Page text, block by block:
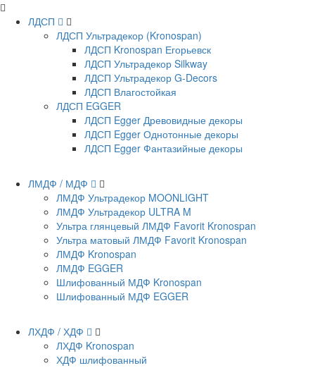
ЛДСП
ЛДСП Ультрадекор (Kronospan)
ЛДСП Kronospan Егорьевск
ЛДСП Ультрадекор Silkway
ЛДСП Ультрадекор G-Decors
ЛДСП Влагостойкая
ЛДСП EGGER
ЛДСП Egger Древовидные декоры
ЛДСП Egger Однотонные декоры
ЛДСП Egger Фантазийные декоры
ЛМДФ / МДФ
ЛМДФ Ультрадекор MOONLIGHT
ЛМДФ Ультрадекор ULTRA M
Ультра глянцевый ЛМДФ Favorit Kronospan
Ультра матовый ЛМДФ Favorit Kronospan
ЛМДФ Kronospan
ЛМДФ EGGER
Шлифованный МДФ Kronospan
Шлифованный МДФ EGGER
ЛХДФ / ХДФ
ЛХДФ Kronospan
ХДФ шлифованный